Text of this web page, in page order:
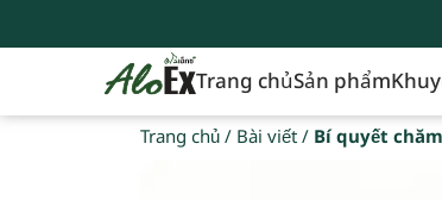
Trang chủSản phẩm
Trang chủ/ Bài viết/ Bí quyết